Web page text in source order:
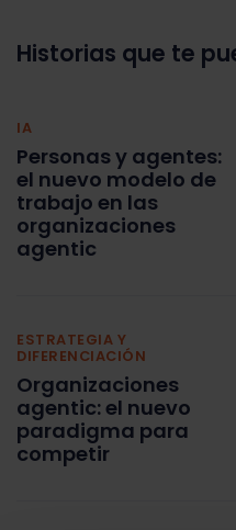
Historias que te
IA
Personas y agentes:
el nuevo modelo de
trabajo en las
organizaciones
agentic
ESTRATEGIA Y
DIFERENCIACIÓN
Organizaciones
agentic: el nuevo
paradigma para
competir